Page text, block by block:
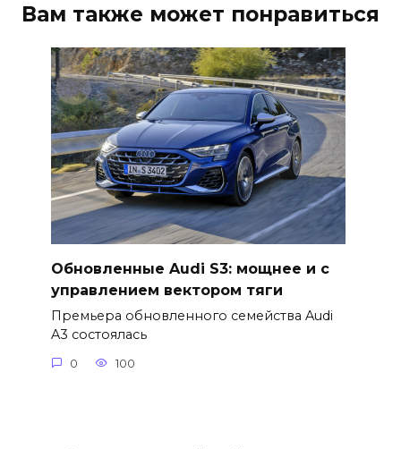
Вам также может понравиться
Обновленные Audi S3: мощнее и с
управлением вектором тяги
Премьера обновленного семейства Audi
A3 состоялась
0 100